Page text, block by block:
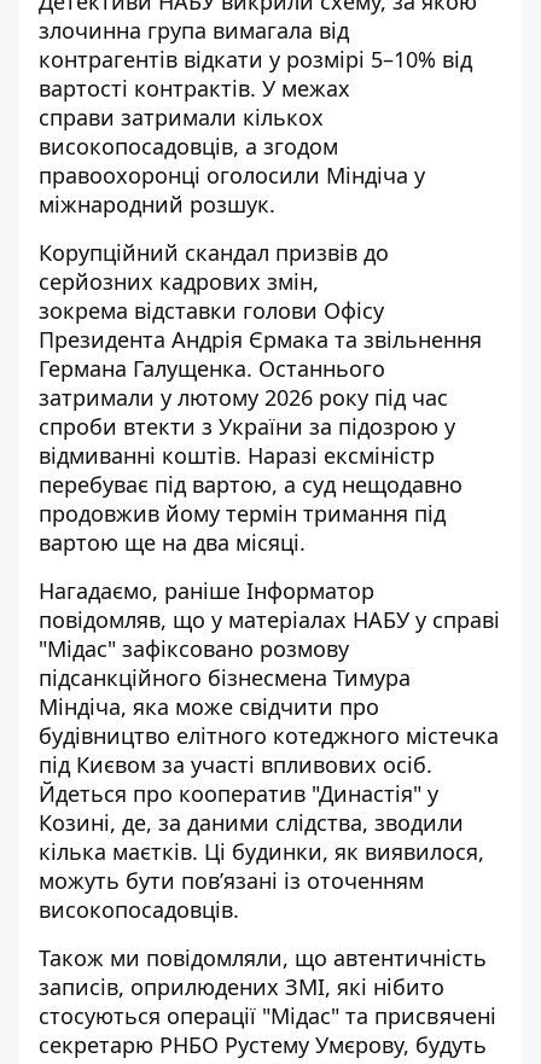
злочинна група вимагала від
контрагентів відкати у розмірі 5–10% від
вартості контрактів. У межах
справи затримали кількох
високопосадовців, а згодом
правоохоронці оголосили Міндіча у
міжнародний розшук.
Корупційний скандал призвів до
серйозних кадрових змін,
зокрема відставки голови Офісу
Президента Андрія Єрмака та звільнення
Германа Галущенка. Останнього
затримали у лютому 2026 року під час
спроби втекти з України за підозрою у
відмиванні коштів. Наразі ексміністр
перебуває під вартою, а суд нещодавно
продовжив йому термін тримання під
вартою ще на два місяці.
Нагадаємо, раніше Інформатор
повідомляв, що у матеріалах НАБУ у справі
"Мідас" зафіксовано розмову
підсанкційного бізнесмена Тимура
Міндіча, яка може свідчити про
будівництво елітного котеджного містечка
під Києвом за участі впливових осіб.
Йдеться про кооператив "Династія" у
Козині, де, за даними слідства, зводили
кілька маєтків. Ці будинки, як виявилося,
можуть бути пов’язані із оточенням
високопосадовців.
Також ми повідомляли, що автентичність
записів, оприлюдених ЗМІ, які нібито
стосуються операції "Мідас" та присвячені
секретарю РНБО Рустему Умєрову, будуть